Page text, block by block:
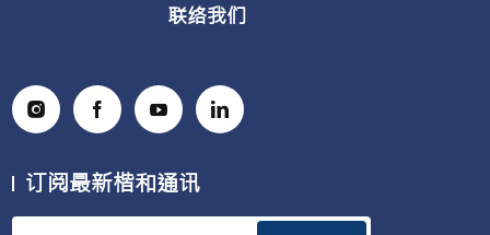
联络我们
订阅最新楷和通讯